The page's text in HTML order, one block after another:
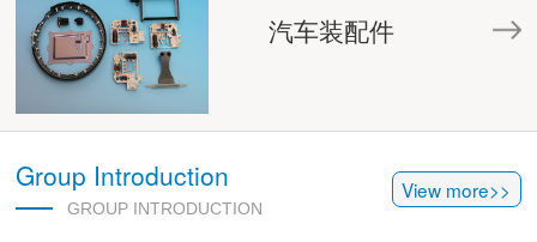
汽车装配件
View more>>
Group Introduction
GROUP INTRODUCTION